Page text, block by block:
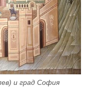
и град София